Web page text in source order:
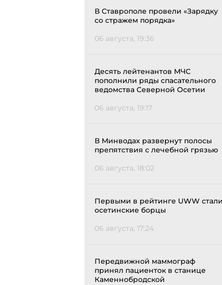
В Ставрополе провели «Зарядку
со стражем порядка»
06 августа, 19:36
Десять лейтенантов МЧС
пополнили ряды спасательного
ведомства Северной Осетии
06 августа, 19:17
В Минводах развернут полосы
препятствия с лечебной грязью
06 августа, 18:02
Первыми в рейтинге UWW стали
осетинские борцы
06 августа, 17:24
Передвижной маммограф
принял пациенток в станице
Каменнобродской